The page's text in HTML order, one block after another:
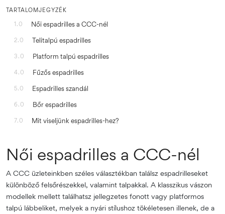
TARTALOMJEGYZÉK
1.0
Női espadrilles a CCC-nél
2.0 Telitalpú espadrilles
3.0 Platform talpú espadrilles
4.0 Fűzős espadrilles
5.0 Espadrilles szandál
6.0 Bőr espadrilles
7.0 Mit viseljünk espadrilles-hez?
Női espadrilles a CCC-nél
A CCC üzleteinkben széles választékban találsz espadrilleseket
különböző felsőrészekkel, valamint talpakkal. A klasszikus vászon
modellek mellett találhatsz jellegzetes fonott vagy platformos
talpú lábbeliket, melyek a nyári stílushoz tökéletesen illenek, de a